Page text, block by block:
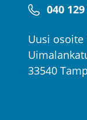
040
Uusi osoite
33540